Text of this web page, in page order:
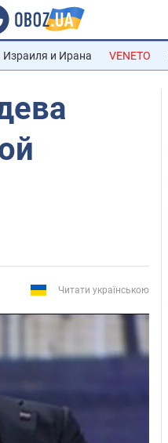
Израиля и Ирана VENETO
Читати українською